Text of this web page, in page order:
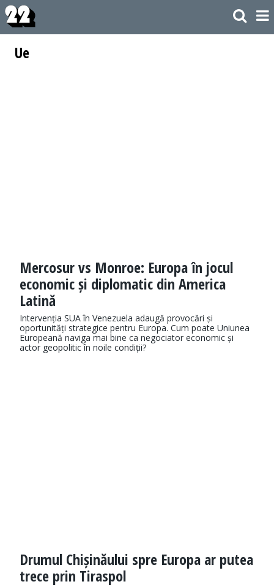
Ue
Mercosur vs Monroe: Europa în jocul
economic și diplomatic din America
Latină
Intervenția SUA în Venezuela adaugă provocări și
oportunități strategice pentru Europa. Cum poate Uniunea
Europeană naviga mai bine ca negociator economic și
actor geopolitic în noile condiții?
Drumul Chișinăului spre Europa ar putea
trece prin Tiraspol